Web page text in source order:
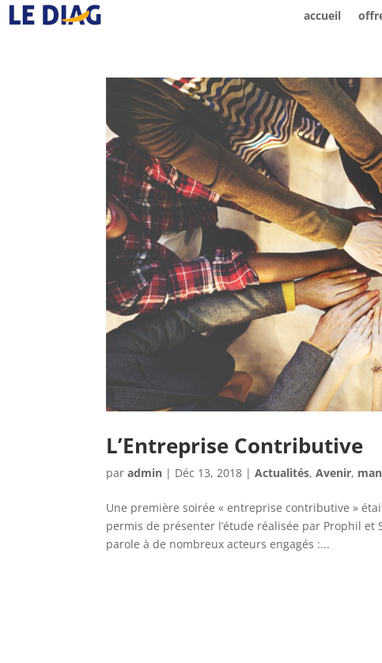
accueil
L’Entreprise Contributive
paradmin | Déc 13, 2018 |Actualités,Avenir,
Une première soirée « entreprise contributive »
permis de présenter l’étude réalisée par Prophil
parole à de nombreux acteurs engagés :...